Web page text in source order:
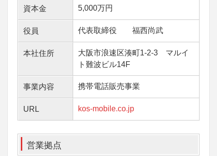
資本金 5,000万円
役員 代表取締役 福西尚武
本社住所
大阪市浪速区湊町1-2-3 マルイ
ト難波ビル14F
事業内容 携帯電話販売事業
URL kos-mobile.co.jp
営業拠点